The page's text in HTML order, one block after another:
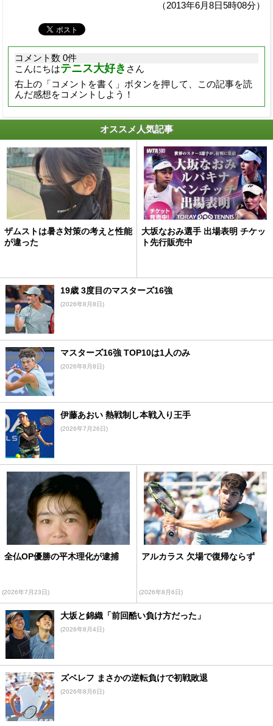
（2013年6月8日5時08分）
コメント数 0件
こんにちはテニス大好き さん
右上の「コメントを書く」ボタンを押して、この記事を読
んだ感想をコメントしよう！
オススメ人気記事
ザムストは暑さ対策の考えと性能
が違った
大坂なおみ選手 出場表明 チケッ
ト先行販売中
19歳 3度目のマスターズ16強
(2026年8月8日)
マスターズ16強 TOP10は1人のみ
(2026年8月8日)
伊藤あおい 熱戦制し本戦入り王手
(2026年7月26日)
全仏OP優勝の平木理化が逮捕
(2026年7月23日)
アルカラス 欠場で復帰ならず
(2026年8月6日)
大坂と錦織「前回酷い負け方だった」
(2026年8月4日)
ズベレフ まさかの逆転負けで初戦敗退
(2026年8月6日)